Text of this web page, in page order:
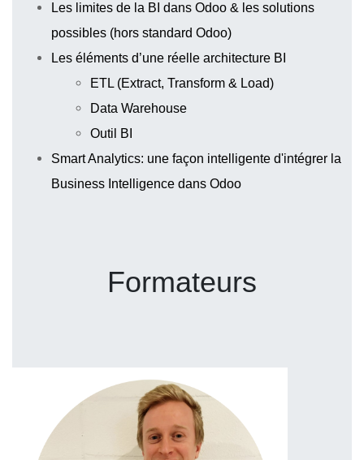
Les limites de la BI dans Odoo & les solutions
possibles (hors standard Odoo)
Les éléments d’une réelle architecture BI
ETL (Extract, Transform & Load)
Data Warehouse
Outil BI
Smart Analytics: une façon intelligente d'intégrer la
Business Intelligence dans Odoo
Formateurs